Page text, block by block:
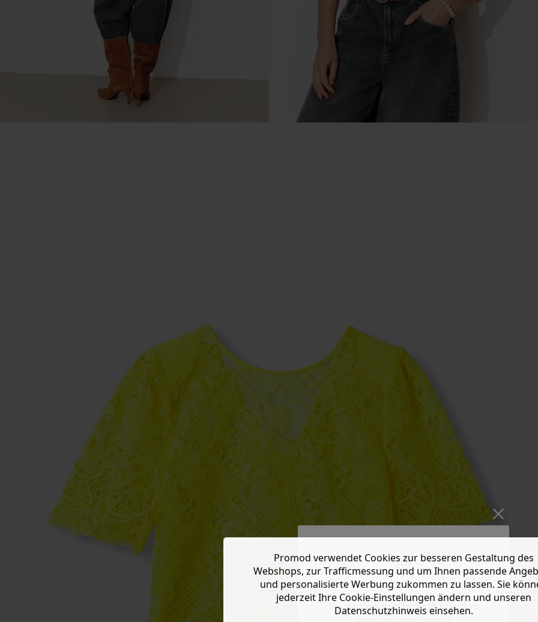
Do you want to be redirected to
Promod verwendet Cookies zur besseren Gestaltung des
Webshops, zur Trafficmessung und um Ihnen passende
und personalisierte Werbung zukommen zu lassen. Sie
jederzeit Ihre Cookie-Einstellungen ändern und unseren
Datenschutzhinweis einsehen.